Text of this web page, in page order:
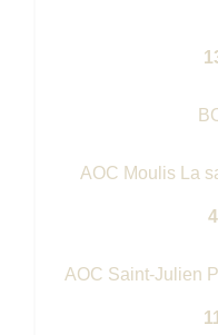
AOC Moulis La
AOC Saint-Julien